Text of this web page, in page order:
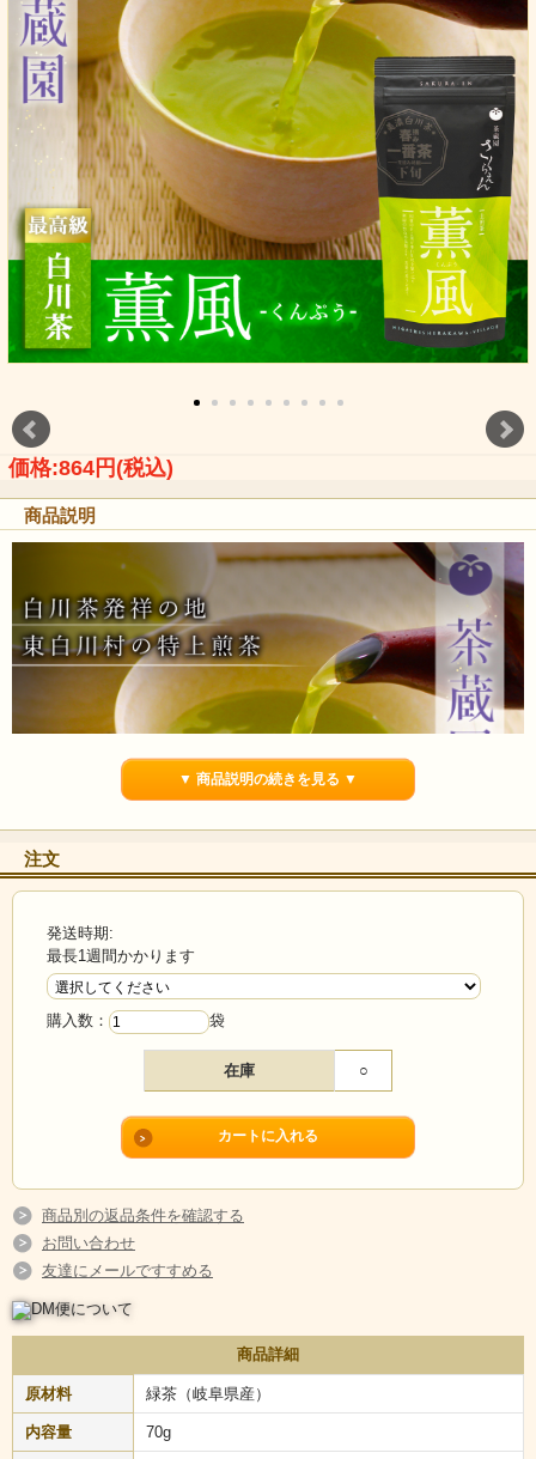
価格:864円(税込)
商品説明
▼ 商品説明の続きを見る ▼
注文
発送時期:
最長1週間かかります
購入数： 袋
在庫 ○
商品別の返品条件を確認する
お問い合わせ
友達にメールですすめる
商品詳細
原材料 緑茶（岐阜県産）
内容量 70g